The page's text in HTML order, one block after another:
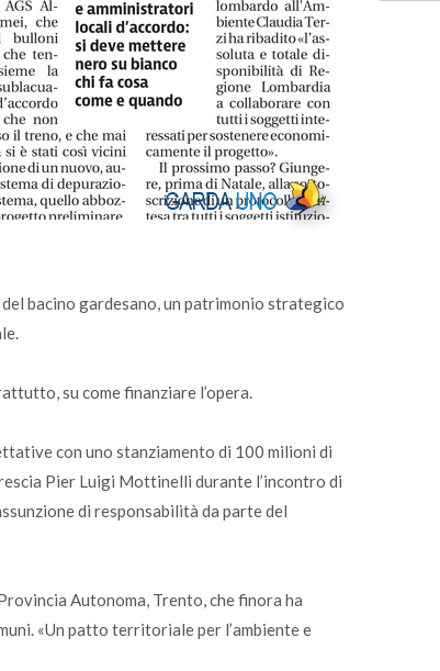
bacino gardesano, un patrimonio strategico
su come finanziare l’opera.
con uno stanziamento di 100 milioni di
Pier Luigi Mottinelli durante l’incontro di
di responsabilità da parte del
Autonoma, Trento, che finora ha
«Un patto territoriale per l’ambiente e